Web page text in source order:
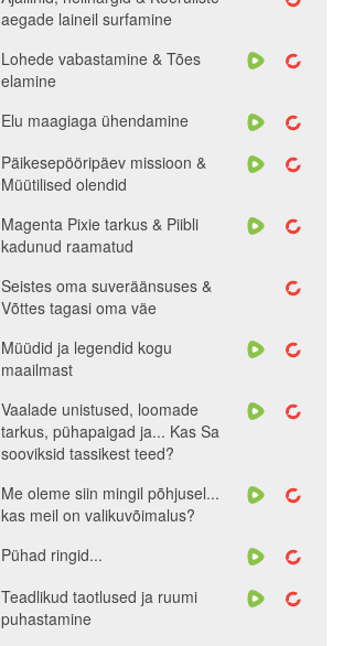
aegade laineil surfamine
Lohede vabastamine & Tões
elamine
Elu maagiaga ühendamine
Päikesepööripäev missioon &
Müütilised olendid
Magenta Pixie tarkus & Piibli
kadunud raamatud
Seistes oma suveräänsuses &
Võttes tagasi oma väe
Müüdid ja legendid kogu
maailmast
Vaalade unistused, loomade
tarkus, pühapaigad ja... Kas Sa
sooviksid tassikest teed?
Me oleme siin mingil põhjusel...
kas meil on valikuvõimalus?
Pühad ringid...
Teadlikud taotlused ja ruumi
puhastamine